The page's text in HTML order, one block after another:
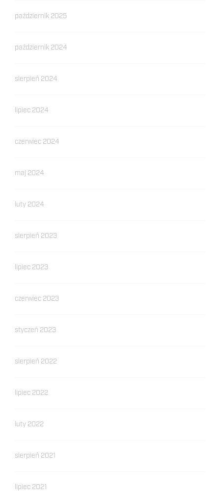
październik 2025
październik 2024
sierpień 2024
lipiec 2024
czerwiec 2024
maj 2024
luty 2024
sierpień 2023
lipiec 2023
czerwiec 2023
styczeń 2023
sierpień 2022
lipiec 2022
luty 2022
sierpień 2021
lipiec 2021